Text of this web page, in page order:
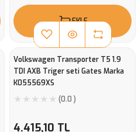
EKLE
Volkswagen Transporter T5 1.9
TDI AXB Triger seti Gates Marka
K055569XS
(0.0 )
4.415,10 TL